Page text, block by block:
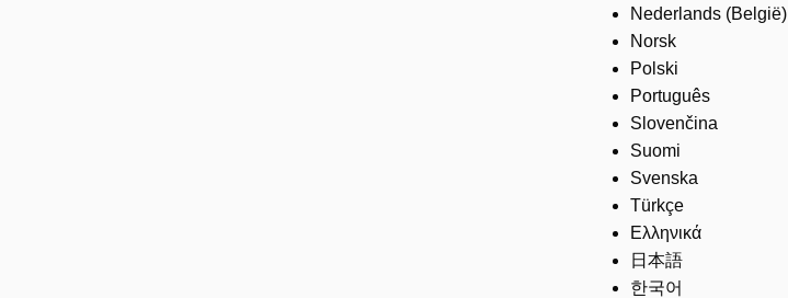
Nederlands (België)
Norsk
Polski
Português
Slovenčina
Suomi
Svenska
Türkçe
Ελληνικά
日本語
한국어